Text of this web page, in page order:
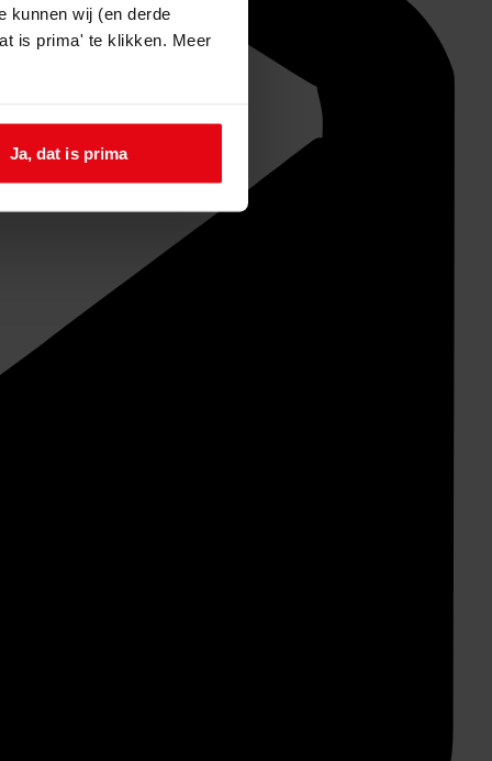
kunnen wij (en derde
is prima' te klikken. Meer
Ja, dat is prima